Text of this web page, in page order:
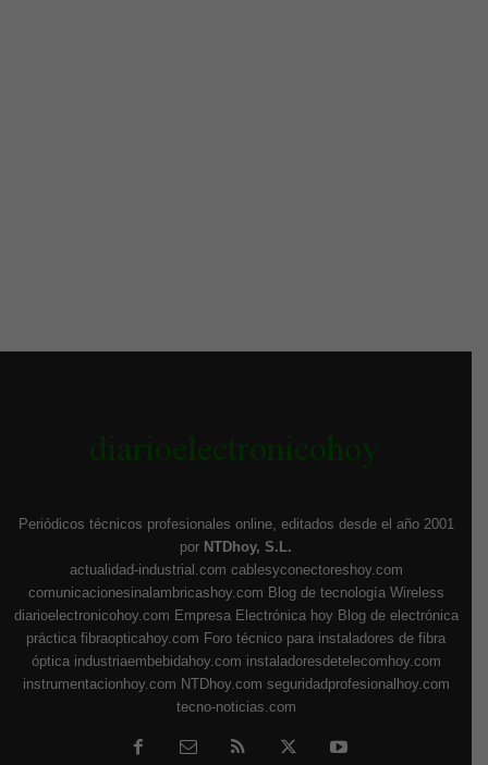
Periódicos técnicos profesionales online, editados desde el año 2001
por NTDhoy, S.L.
actualidad-industrial.com cablesyconectoreshoy.com
comunicacionesinalambricashoy.com Blog de tecnología Wireless
diarioelectronicohoy.com Empresa Electrónica hoy Blog de electrónica
práctica fibraopticahoy.com Foro técnico para instaladores de fibra
óptica industriaembebidahoy.com instaladoresdetelecomhoy.com
instrumentacionhoy.com NTDhoy.com seguridadprofesionalhoy.com
tecno-noticias.com